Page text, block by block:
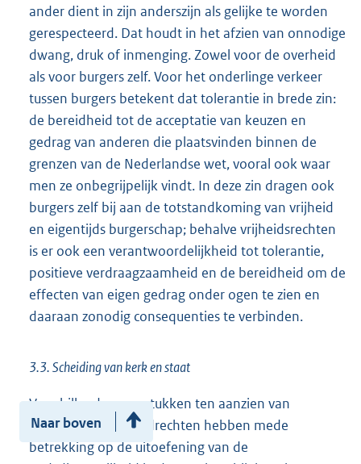
ander dient in zijn anderszijn als gelijke te worden
gerespecteerd. Dat houdt in het afzien van onnodige
dwang, druk of inmenging. Zowel voor de overheid
als voor burgers zelf. Voor het onderlinge verkeer
tussen burgers betekent dat tolerantie in brede zin:
de bereidheid tot de acceptatie van keuzen en
gedrag van anderen die plaatsvinden binnen de
grenzen van de Nederlandse wet, vooral ook waar
men ze onbegrijpelijk vindt. In deze zin dragen ook
burgers zelf bij aan de totstandkoming van vrijheid
en eigentijds burgerschap; behalve vrijheidsrechten
is er ook een verantwoordelijkheid tot tolerantie,
positieve verdraagzaamheid en de bereidheid om de
effecten van eigen gedrag onder ogen te zien en
daaraan zonodig consequenties te verbinden.
3.3. Scheiding van kerk en staat
Verschillende vraagstukken ten aanzien van
conflicterende grondrechten hebben mede
betrekking op de uitoefening van de
Naar boven